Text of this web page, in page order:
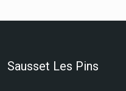
Sausset Les Pins